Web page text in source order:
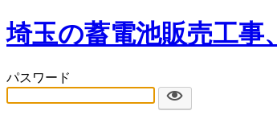
埼玉の蓄電池販売工事
パスワード